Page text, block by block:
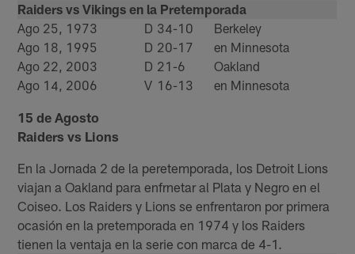
Raiders vs Vikings en la Pretemporada
Ago 25, 1973
D 34-10
Berkeley
Ago 18, 1995
D 20-17
en Minnesota
Ago 22, 2003
D 21-6
Oakland
Ago 14, 2006
V 16-13 en Minnesota
15 de Agosto
Raiders vs Lions
En la Jornada 2 de la peretemporada, los Detroit Lions
viajan a Oakland para enfrnetar al Plata y Negro en el
Coiseo. Los Raiders y Lions se enfrentaron por primera
ocasión en la pretemporada en 1974 y los Raiders
tienen la ventaja en la serie con marca de 4-1.